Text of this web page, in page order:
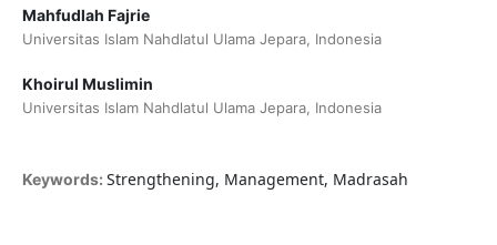
Mahfudlah Fajrie
Universitas Islam Nahdlatul Ulama Jepara, Indonesia
Khoirul Muslimin
Universitas Islam Nahdlatul Ulama Jepara, Indonesia
Keywords: Strengthening, Management, Madrasah